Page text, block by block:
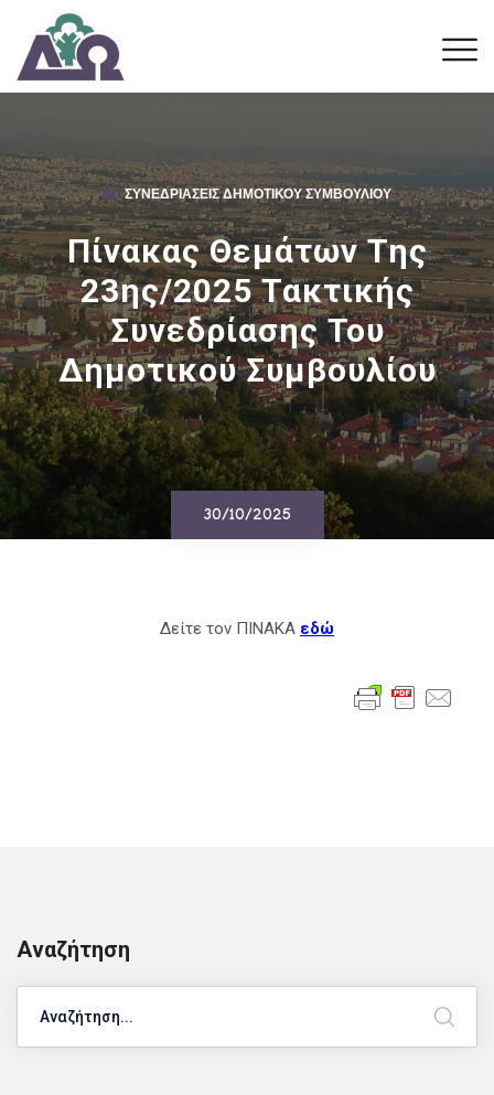
ΣΥΝΕΔΡΙΆΣΕΙΣ ΔΗΜΟΤΙΚΟΎ ΣΥΜΒΟΥΛΊΟΥ
Πίνακας Θεμάτων Της
23ης/2025 Τακτικής
Συνεδρίασης Του
Δημοτικού Συμβουλίου
30/10/2025
Δείτε τον ΠΙΝΑΚΑ εδώ
Αναζήτηση